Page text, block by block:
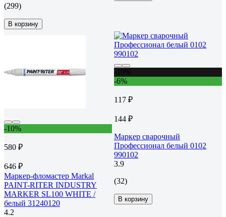
(299)
В корзину
-10%
580 ₽
646 ₽
Маркер-фломастер Markal
PAINT-RITER INDUSTRY
MARKER SL100 WHITE /
белый 31240120
4.2
-6%
117 ₽
144 ₽
Маркер сварочный
Профессионал белый 0102
990102
3.9
(32)
В корзину